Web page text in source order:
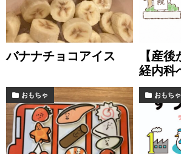
バナナチョコアイス
【産
経内科
おもちゃ おもちゃ